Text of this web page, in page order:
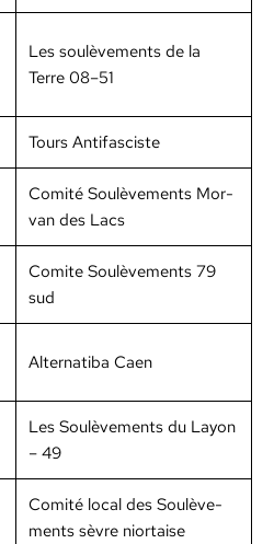
Les soulève­ments de la
Terre 08–51
Tours Antifas­ciste
Comité Soulève­ments Mor­
van des Lacs
Comite Soulève­ments 79
sud
Alter­nat­i­ba Caen
Les Soulève­ments du Lay­on
– 49
Comité local des Soulève­
ments sèvre nior­taise